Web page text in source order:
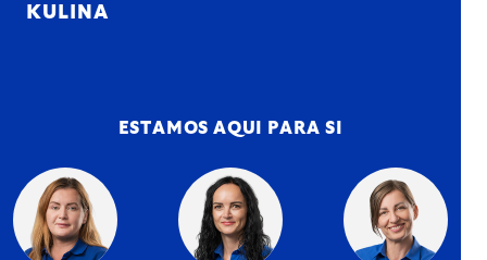
KULINA
ESTAMOS AQUI PARA SI